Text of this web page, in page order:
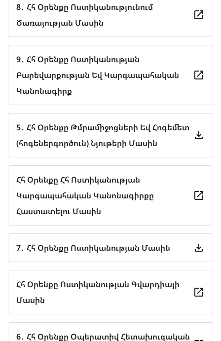
8․ Հհ Օրենքը Ոստիկանությունում
Ծառայության Մասին
9․ Հհ Օրենքը Ոստիկանության
Բարեվարքության Եվ Կարգապահական
Կանոնագիրք
5․ Հհ Օրենքը Թմրամիջոցների Եվ Հոգեմետ
(հոգեներգործուն) Նյութերի Մասին
Հհ Օրենքը Հհ Ոստիկանության
Կարգապահական Կանոնագիրքը
Հաստատելու Մասին
7․ Հհ Օրենքը Ոստիկանության Մասին
Հհ Օրենքը Ոստիկանության Գվարդիայի
Մասին
6․ Հհ Օրենքը Օպերատիվ Հետախուզական